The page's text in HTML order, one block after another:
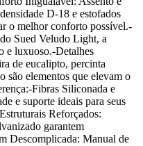
D-18 e estofados
o melhor conforto possível.-
Sued Veludo Light, a
e luxuoso.-Detalhes
de eucalipto, percinta
são elementos que elevam o
Fibras Siliconada e
e suporte ideais para seus
Reforçados:
garantem
Descomplicada: Manual de